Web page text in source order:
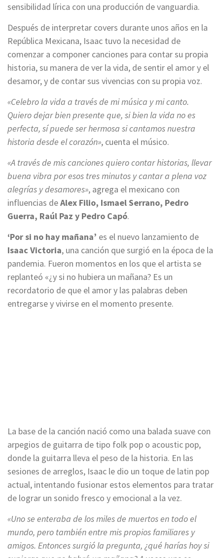
sensibilidad lírica con una producción de vanguardia.
Después de interpretar covers durante unos años en la
República Mexicana, Isaac tuvo la necesidad de
comenzar a componer canciones para contar su propia
historia, su manera de ver la vida, de sentir el amor y el
desamor, y de contar sus vivencias con su propia voz.
«Celebro la vida a través de mi música y mi canto.
Quiero dejar bien presente que, si bien la vida no es
perfecta, sí puede ser hermosa si cantamos nuestra
historia desde el corazón», cuenta el músico.
«A través de mis canciones quiero contar historias, llevar
buena vibra por esos tres minutos y cantar a plena voz
alegrías y desamores», agrega el mexicano con
influencias deAlex Filio, Ismael Serrano, Pedro
Guerra, Raúl Paz y Pedro Capó.
‘Por si no hay mañana’ es el nuevo lanzamiento de
Isaac Victoria, una canción que surgió en la época de la
pandemia. Fueron momentos en los que el artista se
replanteó «¿y si no hubiera un mañana? Es un
recordatorio de que el amor y las palabras deben
entregarse y vivirse en el momento presente.
La base de la canción nació como una balada suave con
arpegios de guitarra de tipo folk pop o acoustic pop,
donde la guitarra lleva el peso de la historia. En las
sesiones de arreglos, Isaac le dio un toque de latin pop
actual, intentando fusionar estos elementos para tratar
de lograr un sonido fresco y emocional a la vez.
«Uno se enteraba de los miles de muertos en todo el
mundo, pero también entre mis propios familiares y
amigos. Entonces surgió la pregunta, ¿qué harías hoy si